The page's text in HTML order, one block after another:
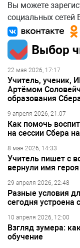
Вы можете
социальных сетей
Выбор
22 мая 2026, 17:17
Учитель, ученик,
Артёмом
образования
9 апреля 2026, 21:07
Как помочь
на сессии Сбера
8 мая 2026, 14:33
Учитель пишет с
вернули имя
29 апреля 2026, 22:48
Разные условия
сегодня устроена
10 апреля 2026, 12:00
Взгляд зумера:
обучение